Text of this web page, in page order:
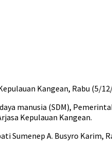
Kangean, Rabu (5/
manusia (SDM),
Kepulauan Kangean.
Sumenep A. Busyro Karim,